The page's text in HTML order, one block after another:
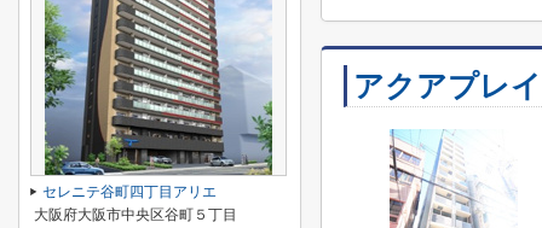
アクアプレ
セレニテ谷町四丁目アリエ
大阪府大阪市中央区谷町５丁目